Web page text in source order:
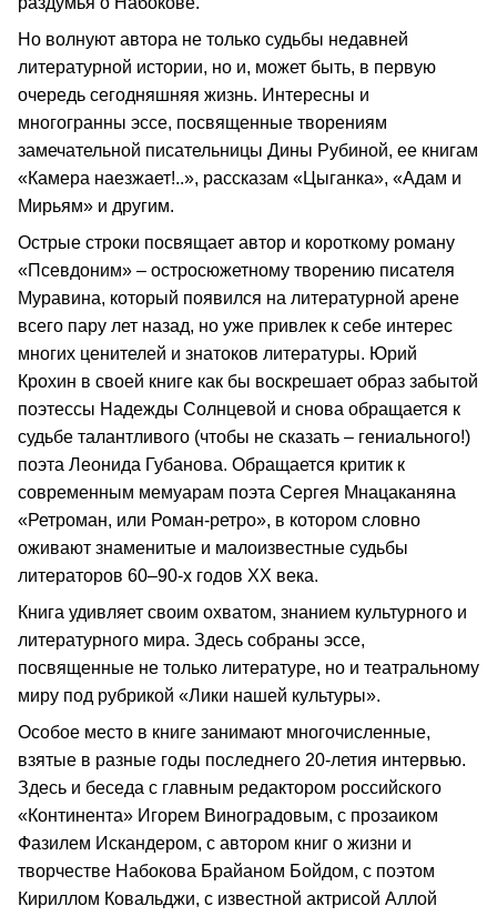
Но волнуют автора не только судьбы недавней
литературной истории, но и, может быть, в первую
очередь сегодняшняя жизнь. Интересны и
многогранны эссе, посвященные творениям
замечательной писательницы Дины Рубиной, ее книгам
«Камера наезжает!..», рассказам «Цыганка», «Адам и
Мирьям» и другим.
Острые строки посвящает автор и короткому роману
«Псевдоним» – остросюжетному творению писателя
Муравина, который появился на литературной арене
всего пару лет назад, но уже привлек к себе интерес
многих ценителей и знатоков литературы. Юрий
Крохин в своей книге как бы воскрешает образ забытой
поэтессы Надежды Солнцевой и снова обращается к
судьбе талантливого (чтобы не сказать – гениального!)
поэта Леонида Губанова. Обращается критик к
современным мемуарам поэта Сергея Мнацаканяна
«Ретроман, или Роман-ретро», в котором словно
оживают знаменитые и малоизвестные судьбы
литераторов 60–90-х годов ХХ века.
Книга удивляет своим охватом, знанием культурного и
литературного мира. Здесь собраны эссе,
посвященные не только литературе, но и театральному
миру под рубрикой «Лики нашей культуры».
Особое место в книге занимают многочисленные,
взятые в разные годы последнего 20-летия интервью.
Здесь и беседа с главным редактором российского
«Континента» Игорем Виноградовым, с прозаиком
Фазилем Искандером, с автором книг о жизни и
творчестве Набокова Брайаном Бойдом, с поэтом
Кириллом Ковальджи, с известной актрисой Аллой